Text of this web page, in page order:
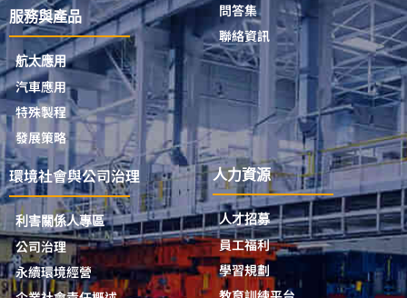
服務與產品
航太應用
汽車應用
特殊製程
發展策略
問答集
聯絡資訊
環境社會與公司治理
利害關係人專區
公司治理
永續環境經營
人力資源
人才招募
員工福利
學習規劃